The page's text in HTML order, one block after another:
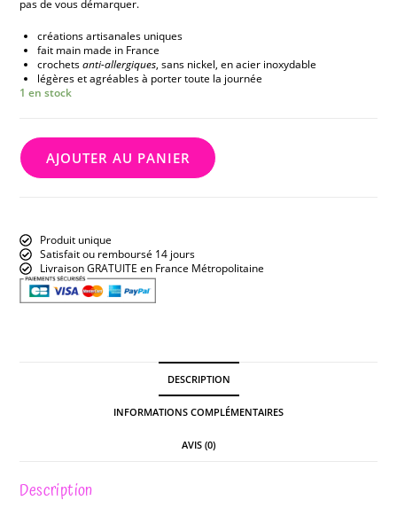
pas de vous démarquer.
créations artisanales uniques
fait main made in France
crochetsanti-allergiques, sans nickel, en acier inoxydable
légères et agréables à porter toute la journée
1 en stock
AJOUTER AU PANIER
Produit unique
Satisfait ou remboursé 14 jours
Livraison GRATUITE en France Métropolitaine
DESCRIPTION
INFORMATIONS COMPLÉMENTAIRES
AVIS (0)
Description